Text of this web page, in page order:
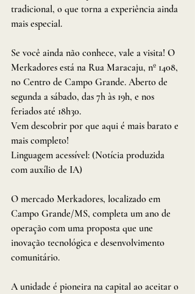
tradicional, o que torna a experiência ainda
mais especial.
Se você ainda não conhece, vale a visita! O
Merkadores está na Rua Maracaju, nº 1408,
no Centro de Campo Grande. Aberto de
segunda a sábado, das 7h às 19h, e nos
feriados até 18h30.
Vem descobrir por que aqui é mais barato e
mais completo!
Linguagem acessível: (Notícia produzida
com auxílio de IA)
O mercado Merkadores, localizado em
Campo Grande/MS, completa um ano de
operação com uma proposta que une
inovação tecnológica e desenvolvimento
comunitário.
A unidade é pioneira na capital ao aceitar o